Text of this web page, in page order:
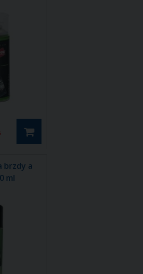
brzdy a
ml